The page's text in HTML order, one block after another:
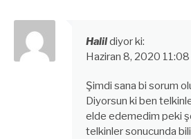
Halildiyor ki:
Haziran 8, 2020 11:08
Şimdi sana bi sorum
Diyorsun ki ben
elde edemedim peki
telkinler sonucunda